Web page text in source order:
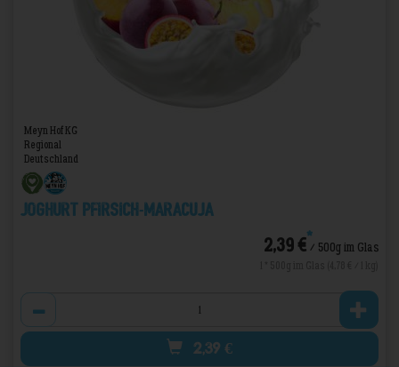
Meyn Hof KG
Regional
Deutschland
Joghurt Pfirsich-Maracuja
2,39 €*/ 500g im Glas
2,39 €